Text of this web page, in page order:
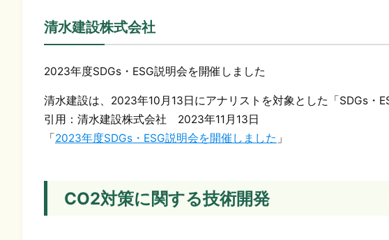
清水建設株式会社
2023年度SDGs・ESG説明会を開催しました
清水建設は、2023年10月13日にアナリストを対象とした「SDGs・
引用：清水建設株式会社 2023年11月13日
「2023年度SDGs・ESG説明会を開催しました 」
CO2対策に関する技術開発